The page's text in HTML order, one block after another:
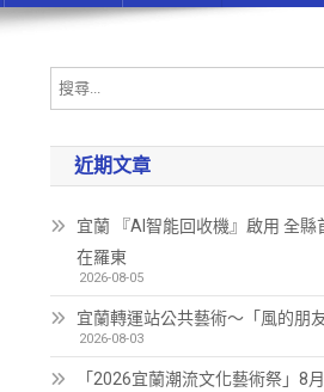
近期文章
宜蘭 『AI智能回收機』啟用 全縣
在羅東
2026-08-05
宜蘭轉運站公共藝術～「風的朋
2026-08-03
「2026宜蘭潮流文化藝術祭」